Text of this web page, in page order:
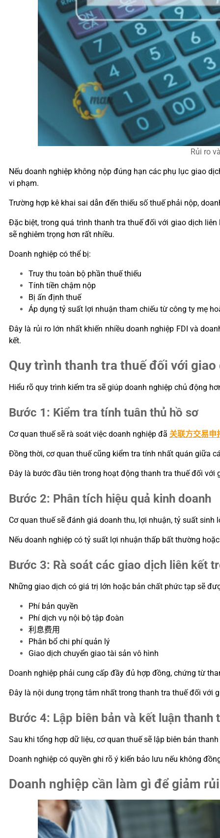
Rủi ro
Nếu doanh nghiệp không nộp đúng hạn các phụ lục giao
vi phạm.
Trường hợp kê khai sai dẫn đến thiếu số thuế phải nộp,
Đặc biệt, trong quá trình thanh tra thuế đối với giao dịch
sẽ nghiêm trọng hơn rất nhiều.
Doanh nghiệp có thể bị:
Truy thu toàn bộ phần thuế thiếu
Tính tiền chậm nộp
Bị ấn định thuế
Áp dụng tỷ suất lợi nhuận tham chiếu từ công ty mẹ
Đây là rủi ro lớn nhất khiến nhiều doanh nghiệp FDI và
kết.
Quy trình thanh tra thuế đối với
Hiểu rõ quy trình kiểm tra sẽ giúp doanh nghiệp chủ động
Bước 1: Kiểm tra tính tuân thủ hồ sơ
Cơ quan thuế sẽ rà soát việc doanh nghiệp đã 关联方交易申
Đồng thời, cơ quan thuế cũng kiểm tra tính nhất quán giữa
Đây là bước đầu tiên trong hoạt động thanh tra thuế đối với
Bước 2: Phân tích hiệu quả kinh doanh
Cơ quan thuế sẽ đánh giá doanh thu, lợi nhuận, tỷ suất
Nếu doanh nghiệp có tỷ suất lợi nhuận thấp bất thường
Bước 3: Rà soát các giao dịch liên kết
Những giao dịch có giá trị lớn hoặc bản chất phức tạp sẽ
Phí bản quyền
Phí dịch vụ nội bộ tập đoàn
利息费用
Phân bổ chi phí quản lý
Giao dịch chuyển giao tài sản vô hình
Doanh nghiệp phải cung cấp đầy đủ hợp đồng, chứng từ
Đây là nội dung trọng tâm nhất trong thanh tra thuế đối với
Bước 4: Lập biên bản và kết luận thanh
Sau khi tổng hợp dữ liệu, cơ quan thuế sẽ lập biên bản
Doanh nghiệp có quyền ghi rõ ý kiến bảo lưu nếu không
Doanh nghiệp cần làm gì để giảm